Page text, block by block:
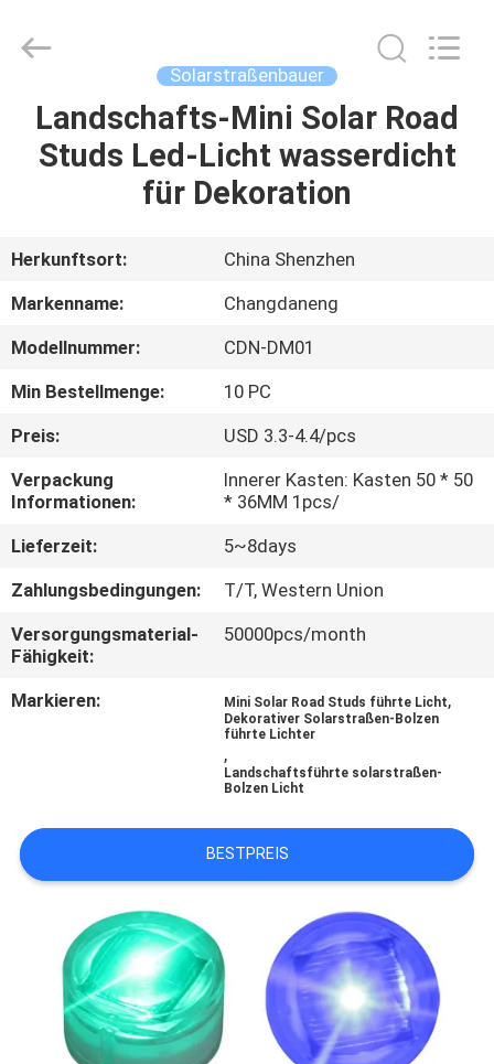
HEIM
PRODUKTE
ÜBER
UNS
FABRIK-
TOUR
QUALITÄTSKONTROLLE
KONTAKTIERE
UNS
NACHRICHTEN
SIE
EIN
ANGEBOT
ONLINE
SHOP
Ltd..
Solarstraßenbauer
Landschafts-Mini Solar Road
Studs Led-Licht wasserdicht
für Dekoration
Herkunftsort:
China Shenzhen
Markenname:
Changdaneng
Modellnummer:
CDN-DM01
Min Bestellmenge:
10 PC
Preis:
USD 3.3-4.4/pcs
Verpackung
Informationen:
Innerer Kasten: Kasten 50 * 50
* 36MM 1pcs/
Lieferzeit:
5~8days
Zahlungsbedingungen:
T/T, Western Union
Versorgungsmaterial-
Fähigkeit:
50000pcs/month
Markieren: Mini Solar Road Studs führte Licht,
Dekorativer Solarstraßen-Bolzen
führte Lichter
,
Landschaftsführte solarstraßen-
Bolzen Licht
BESTPREIS